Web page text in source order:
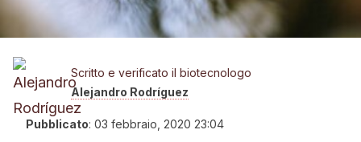
Scritto e verificato il biotecnologo
Alejandro Rodríguez
Pubblicato: 03 febbraio, 2020 23:04